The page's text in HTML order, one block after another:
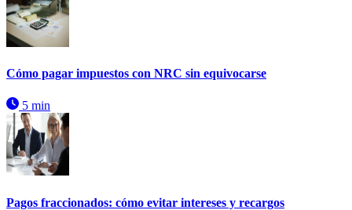
Cómo pagar impuestos con NRC sin equivocarse
5 min
Pagos fraccionados: cómo evitar intereses y recargos